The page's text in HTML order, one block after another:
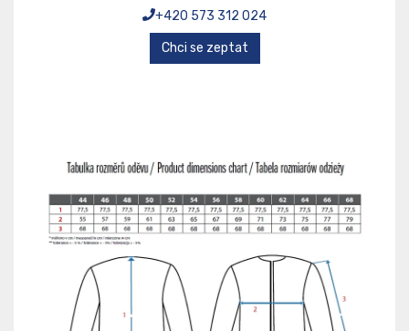
+420 573 312 024
Chci se zeptat